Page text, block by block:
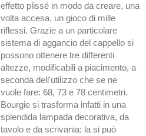
effetto plissé in modo da creare, una
volta accesa, un gioco di mille
riflessi. Grazie a un particolare
sistema di aggancio del cappello si
possono ottenere tre differenti
altezze, modificabili a piacimento, a
seconda dell'utilizzo che se ne
vuole fare: 68, 73 e 78 centimetri.
Bourgie si trasforma infatti in una
splendida lampada decorativa, da
tavolo e da scrivania: la si può